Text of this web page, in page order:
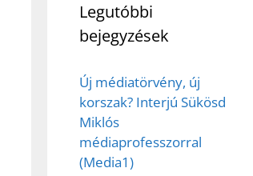
Legutóbbi
bejegyzések
Új médiatörvény, új
korszak? Interjú Sükösd
Miklós
médiaprofesszorral
(Media1)